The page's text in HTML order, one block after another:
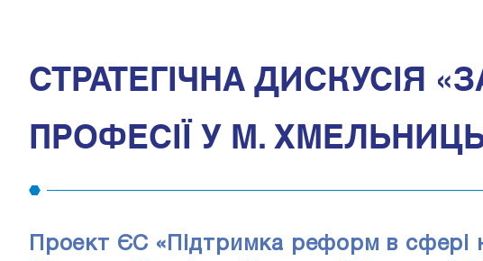
СТРАТЕГІЧНА ДИСКУСІЯ
ПРОФЕСІЇ У М.
Проект ЄС «Підтримка реформ в сфері